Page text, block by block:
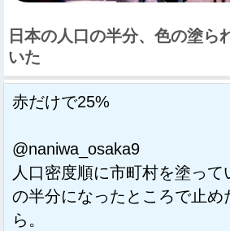
日本の人口の半分、色の塗ら
いた
赤だけで25%
@naniwa_osaka9
人口密度順に市町村を塗って
の半分になったところで止め
ら。